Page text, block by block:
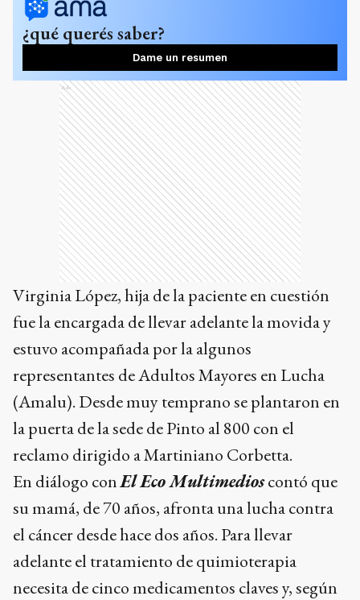
¿qué querés saber?
Dame un resumen
Ads
Virginia López, hija de la paciente en cuestión
fue la encargada de llevar adelante la movida y
estuvo acompañada por la algunos
representantes de Adultos Mayores en Lucha
(Amalu). Desde muy temprano se plantaron en
la puerta de la sede de Pinto al 800 con el
reclamo dirigido a Martiniano Corbetta.
En diálogo conEl Eco Multimedioscontó que
su mamá, de 70 años, afronta una lucha contra
el cáncer desde hace dos años. Para llevar
adelante el tratamiento de quimioterapia
necesita de cinco medicamentos claves y, según